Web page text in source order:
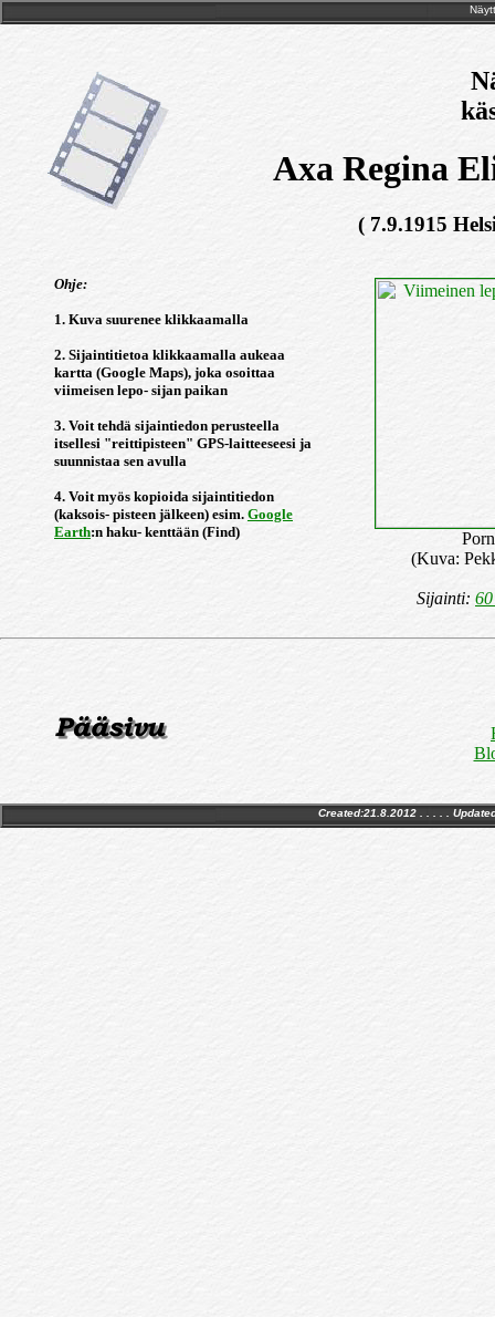
Axa Regina
( 7.9.1915
Ohje:
1. Kuva suurenee klikkaamalla
2. Sijaintitietoa klikkaamalla aukeaa
kartta (Google Maps), joka osoittaa
viimeisen lepo- sijan paikan
3. Voit tehdä sijaintiedon perusteella
itsellesi "reittipisteen" GPS-laitteeseesi ja
suunnistaa sen avulla
4. Voit myös kopioida sijaintitiedon
(kaksois- pisteen jälkeen) esim. Google
Earth:n haku- kenttään (Find)
(Kuva:
Sijainti:
Created:21.8.2012 . . . . .